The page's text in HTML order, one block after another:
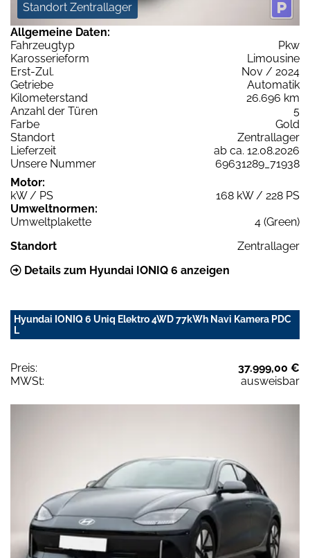
Standort Zentrallager
Allgemeine Daten:
Fahrzeugtyp
Pkw
Karosserieform
Limousine
Erst-Zul.
Nov / 2024
Getriebe
Automatik
Kilometerstand
26.696 km
Anzahl der Türen
5
Farbe
Gold
Standort
Zentrallager
Lieferzeit
ab ca. 12.08.2026
Unsere Nummer
69631289_71938
Motor:
kW / PS
168 kW / 228 PS
Umweltnormen:
Umweltplakette
4 (Green)
Standort
Zentrallager
Details zum Hyundai IONIQ 6 anzeigen
Hyundai IONIQ 6 Uniq Elektro 4WD 77kWh Navi Kamera PDC
L
Preis:
37.999,00 €
MWSt:
ausweisbar